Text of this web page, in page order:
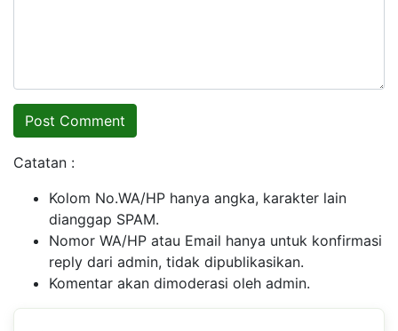
Catatan :
Kolom No.WA/HP hanya angka, karakter lain
dianggap SPAM.
Nomor WA/HP atau Email hanya untuk konfirmasi
reply dari admin, tidak dipublikasikan.
Komentar akan dimoderasi oleh admin.